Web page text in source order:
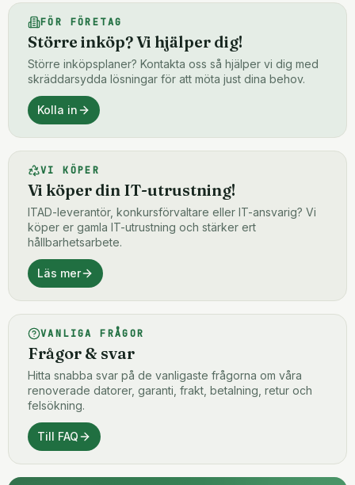
FÖR FÖRETAG
Större inköp? Vi hjälper dig!
Större inköpsplaner? Kontakta oss så hjälper vi dig med
skräddarsydda lösningar för att möta just dina behov.
Kolla in
VI KÖPER
Vi köper din IT-utrustning!
ITAD-leverantör, konkursförvaltare eller IT-ansvarig? Vi
köper er gamla IT-utrustning och stärker ert
hållbarhetsarbete.
Läs mer
VANLIGA FRÅGOR
Frågor & svar
Hitta snabba svar på de vanligaste frågorna om våra
renoverade datorer, garanti, frakt, betalning, retur och
felsökning.
Till FAQ